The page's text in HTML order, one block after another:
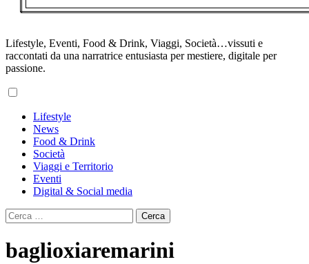
Lifestyle, Eventi, Food & Drink, Viaggi, Società…vissuti e
raccontati da una narratrice entusiasta per mestiere, digitale per
passione.
Menu
Lifestyle
News
Food & Drink
Società
Viaggi e Territorio
Eventi
Digital & Social media
Ricerca
per:
baglioxiaremarini